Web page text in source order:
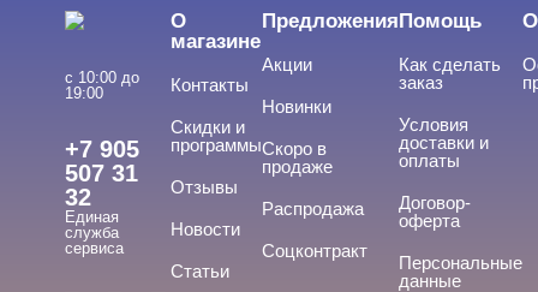
Подология
Уход
Фрезы, боры, колпачки
БРЕНДЫ Cвернуть
с 10:00 до
19:00
+7 905
507 31
32
Единая
служба
сервиса
О
магазине
Контакты
Скидки и
программы
Отзывы
Новости
Статьи
Предложения
Акции
Новинки
Скоро в
продаже
Распродажа
Соцконтракт
Помощь
Как сделать
заказ
Условия
доставки и
оплаты
Договор-
оферта
Персональные
данные